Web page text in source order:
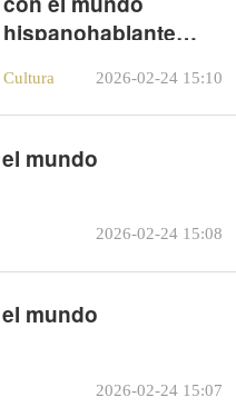
hispanohablante
Cultura 2026-02-24 15:10
mundo
2026-02-24 15:08
mundo
2026-02-24 15:07